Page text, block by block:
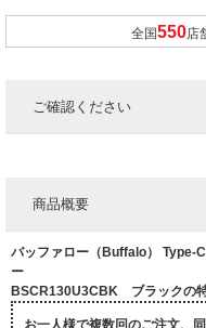
全国 店
ご確認ください
商品概要
バッファロー（Buffalo）
ー
BSCR130U3CBK ブラックの
お一人様で複数回のご注文、